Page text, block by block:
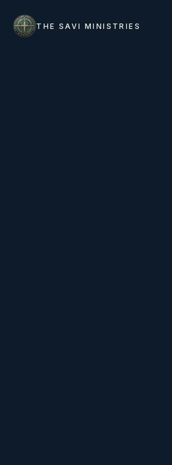
THE SAVI MINISTRIES